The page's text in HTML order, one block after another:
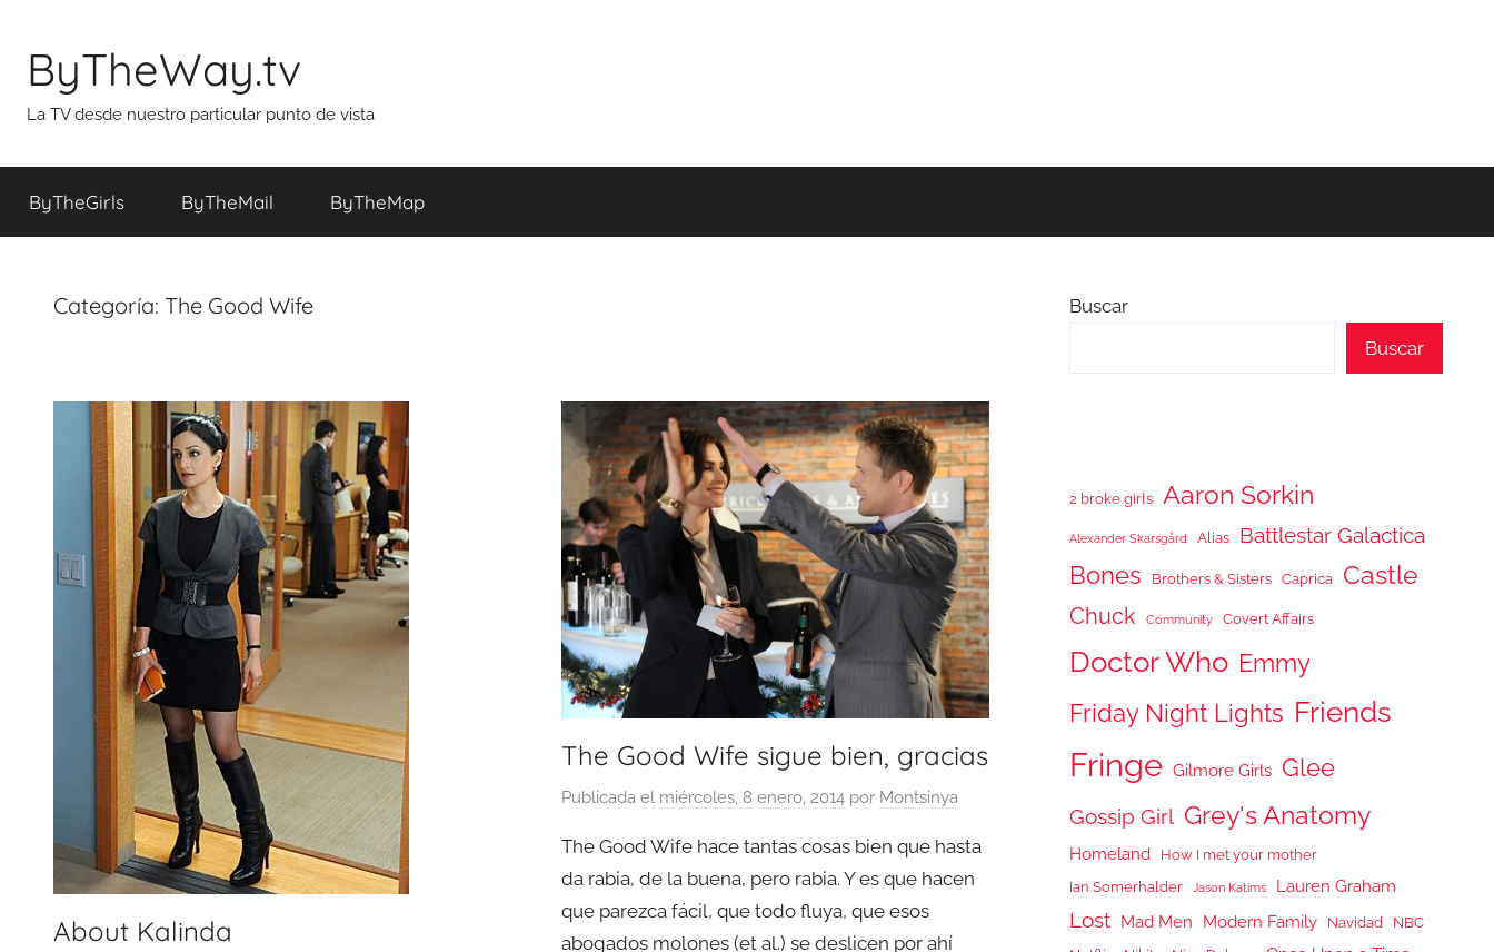
contenido
ByTheWay.tv
La TV desde nuestro particular punto de vista
ByTheGirls ByTheMail ByTheMap
Categoría: The Good Wife
About Kalinda
The Good Wife sigue bien, gracias
Publicada el miércoles, 8 enero, 2014 por Montsinya
The Good Wife hace tantas cosas bien que hasta
da rabia, de la buena, pero rabia. Y es que hacen
que parezca fácil, que todo fluya, que esos
abogados molones (et al.) se deslicen por ahí
Buscar
Buscar
2 broke girls Aaron Sorkin
Alexander Skarsgård Alias Battlestar Galactica
Bones Brothers & Sisters Caprica Castle
Chuck Community Covert Affairs
Doctor Who Emmy
Friday Night Lights Friends
Fringe Gilmore Girls Glee
Gossip Girl Grey's Anatomy
Homeland
How I met your mother
Ian Somerhalder
Jason Katims Lauren Graham
Lost Mad Men Modern Family Navidad
NBC